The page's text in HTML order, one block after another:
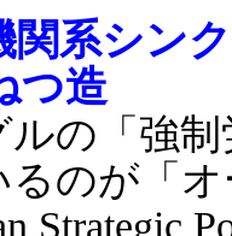
関系シン
つ造
の「強制
のが「
Strategic